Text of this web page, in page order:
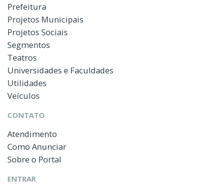
Prefeitura
Projetos Municipais
Projetos Sociais
Segmentos
Teatros
Universidades e Faculdades
Utilidades
Veículos
CONTATO
Atendimento
Como Anunciar
Sobre o Portal
ENTRAR